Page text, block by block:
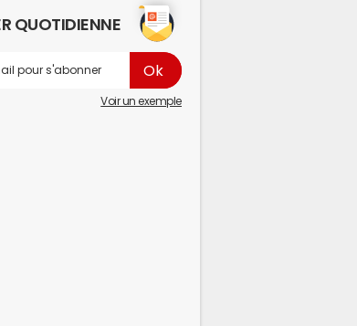
QUOTIDIENNE
Voir un exemple